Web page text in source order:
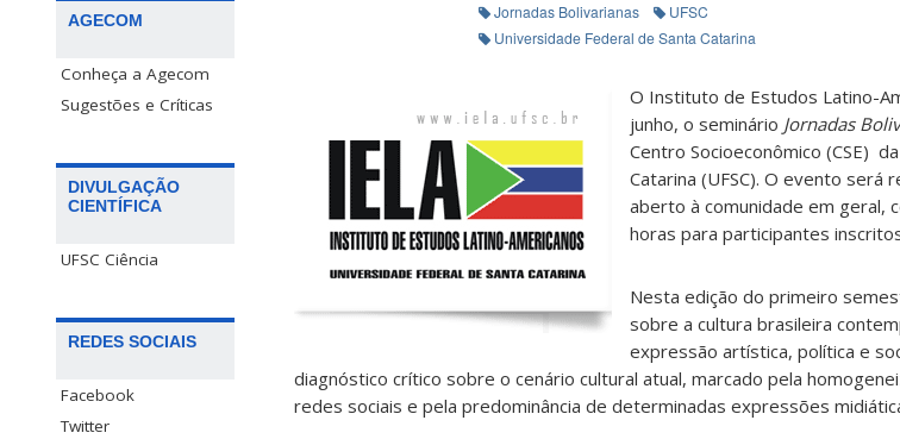
AGECOM
Conheça a Agecom
Sugestões e Críticas
DIVULGAÇÃO
CIENTÍFICA
UFSC Ciência
REDES SOCIAIS
Facebook
Twitter
Jornadas Bolivarianas
UFSC
Universidade Federal de Santa Catarina
O Instituto de Estudos Latino-
junho, o seminário Jornadas
Centro Socioeconômico (CSE)
Catarina (UFSC). O evento será
aberto à comunidade em geral,
horas para participantes
Nesta edição do primeiro
sobre a cultura brasileira
expressão artística, política e
diagnóstico crítico sobre o cenário cultural atual, marcado pela
redes sociais e pela predominância de determinadas expressões